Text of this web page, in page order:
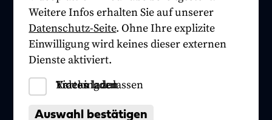
Weitere Infos erhalten Sie auf unserer
Datenschutz-Seite. Ohne Ihre explizite
Einwilligung wird keines dieser externen
Dienste aktiviert.
Tracking zulassen
Videos laden
Karten laden
Auswahl bestätigen